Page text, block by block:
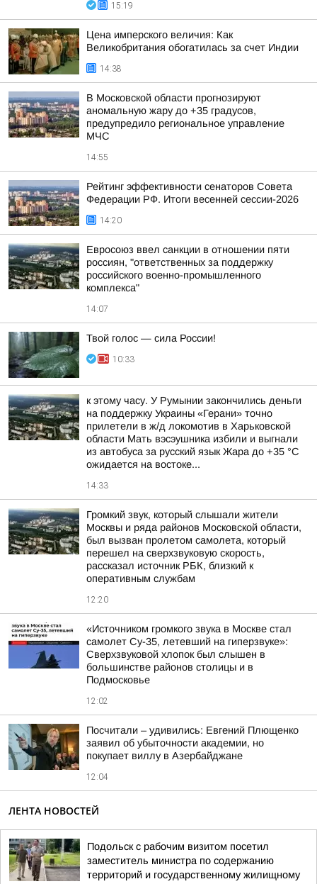
15:19
Цена имперского величия: Как
Великобритания обогатилась за счет Индии
14:38
В Московской области прогнозируют
аномальную жару до +35 градусов,
предупредило региональное управление
МЧС
14:55
Рейтинг эффективности сенаторов Совета
Федерации РФ. Итоги весенней сессии-2026
14:20
Евросоюз ввел санкции в отношении пяти
россиян, "ответственных за поддержку
российского военно-промышленного
комплекса"
14:07
Твой голос — сила России!
10:33
к этому часу. У Румынии закончились деньги
на поддержку Украины «Герани» точно
прилетели в ж/д локомотив в Харьковской
области Мать вэсэушника избили и выгнали
из автобуса за русский язык Жара до +35 °С
ожидается на востоке...
14:33
Громкий звук, который слышали жители
Москвы и ряда районов Московской области,
был вызван пролетом самолета, который
перешел на сверхзвуковую скорость,
рассказал источник РБК, близкий к
оперативным службам
12:20
«Источником громкого звука в Москве стал
самолет Су-35, летевший на гиперзвуке»:
Сверхзвуковой хлопок был слышен в
большинстве районов столицы и в
Подмосковье
12:02
Посчитали – удивились: Евгений Плющенко
заявил об убыточности академии, но
покупает виллу в Азербайджане
12:04
ЛЕНТА НОВОСТЕЙ
Подольск с рабочим визитом посетил
заместитель министра по содержанию
территорий и государственному жилищному